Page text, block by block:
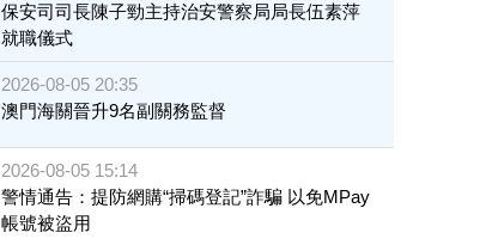
保安司司長陳子勁主持治安警察局局長伍素萍
就職儀式
2026-08-05 20:35
澳門海關晉升9名副關務監督
2026-08-05 15:14
警情通告：提防網購“掃碼登記”詐騙 以免MPay
帳號被盜用